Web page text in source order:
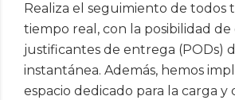
Realiza el seguimiento de todos
tiempo real, con la posibilidad de
justificantes de entrega (PODs)
instantánea. Además, hemos
espacio dedicado para la carga y